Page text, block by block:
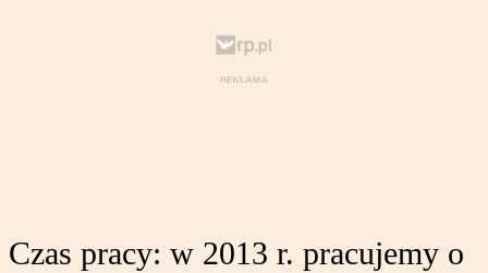
Czas pracy: w 2013 r. pracujemy o